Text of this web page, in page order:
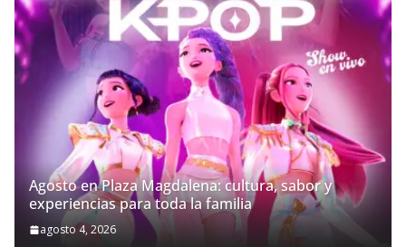
Agosto en Plaza Magdalena: cultura, sabor y
experiencias para toda la familia
agosto 4, 2026